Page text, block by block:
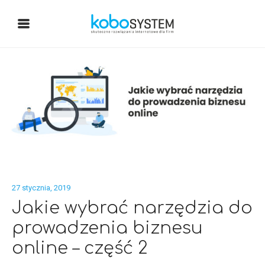
27 stycznia, 2019
Jakie wybrać narzędzia do
prowadzenia biznesu
online – część 2